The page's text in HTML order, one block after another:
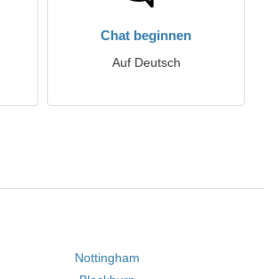
Chat beginnen
Auf Deutsch
Nottingham